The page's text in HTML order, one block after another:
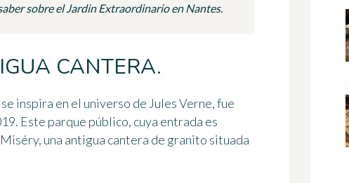
sobre el Jardin Extraordinario en Nantes.
CANTERA.
inspira en el universo de Jules Verne, fue
Este parque público, cuya entrada es
una antigua cantera de granito situada